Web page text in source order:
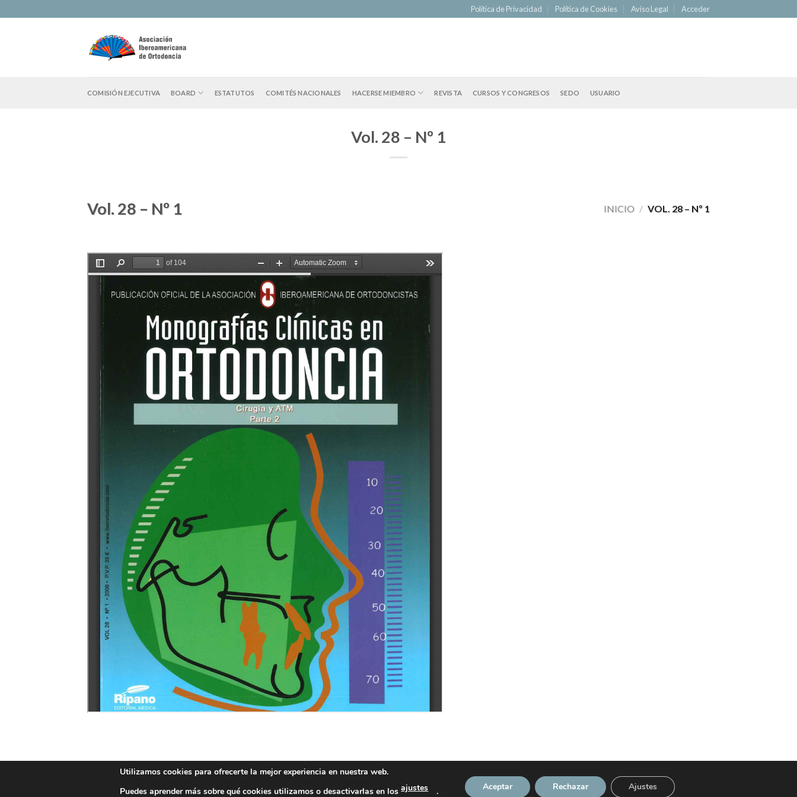
to
Política de Privacidad Política de Cookies Aviso Legal Acceder
COMISIÓN EJECUTIVA BOARD ESTATUTOS COMITÉS NACIONALES HACERSE MIEMBRO REVISTA CURSOS Y CONGRESOS SEDO USUARIO
Vol. 28 – Nº 1
Vol. 28 – Nº 1 INICIO / VOL. 28 – Nº 1
POLÍTICA DE COOKIES AVISO LEGAL
Utilizamos cookies para ofrecerte la mejor experiencia en nuestra web.
Puedes aprender más sobre qué cookies utilizamos o desactivarlas en losajustes . Aceptar Rechazar Ajustes